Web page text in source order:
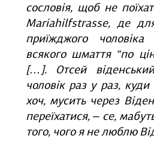
сословія, щоб не
Mariahilfstrasse, де для
приїжджого чоловіка
всякого шмаття “по
[…]. Отсей
чоловік раз у раз,
хоч, мусить через
переїхатися, ‒ се,
того, чого я не люблю